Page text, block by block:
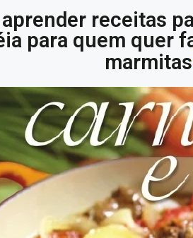
receitas
para quem quer
marmitas